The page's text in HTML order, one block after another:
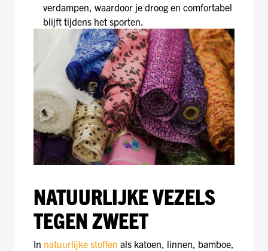
verdampen, waardoor je droog en comfortabel
blijft tijdens het sporten.
NATUURLIJKE VEZELS
TEGEN ZWEET
In natuurlijke stoffen als katoen, linnen, bamboe,